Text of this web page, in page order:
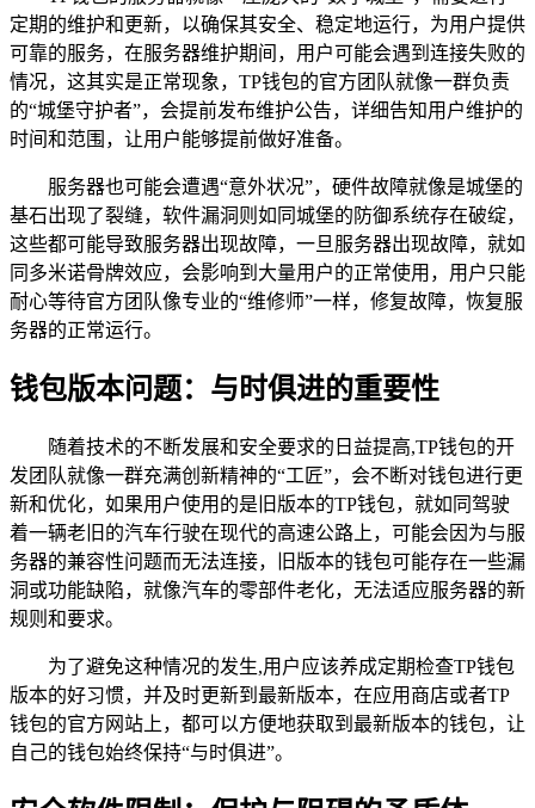
定期的维护和更新，以确保其安全、稳定地运行，为用户提供
可靠的服务，在服务器维护期间，用户可能会遇到连接失败的
情况，这其实是正常现象，TP钱包的官方团队就像一群负责
的“城堡守护者”，会提前发布维护公告，详细告知用户维护的
时间和范围，让用户能够提前做好准备。
服务器也可能会遭遇“意外状况”，硬件故障就像是城堡的
基石出现了裂缝，软件漏洞则如同城堡的防御系统存在破绽，
这些都可能导致服务器出现故障，一旦服务器出现故障，就如
同多米诺骨牌效应，会影响到大量用户的正常使用，用户只能
耐心等待官方团队像专业的“维修师”一样，修复故障，恢复服
务器的正常运行。
钱包版本问题：与时俱进的重要性
随着技术的不断发展和安全要求的日益提高,TP钱包的开
发团队就像一群充满创新精神的“工匠”，会不断对钱包进行更
新和优化，如果用户使用的是旧版本的TP钱包，就如同驾驶
着一辆老旧的汽车行驶在现代的高速公路上，可能会因为与服
务器的兼容性问题而无法连接，旧版本的钱包可能存在一些漏
洞或功能缺陷，就像汽车的零部件老化，无法适应服务器的新
规则和要求。
为了避免这种情况的发生,用户应该养成定期检查TP钱包
版本的好习惯，并及时更新到最新版本，在应用商店或者TP
钱包的官方网站上，都可以方便地获取到最新版本的钱包，让
自己的钱包始终保持“与时俱进”。